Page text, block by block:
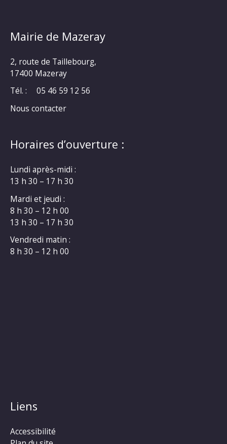
Mairie de Mazeray
2, route de Taillebourg,
17400 Mazeray
Tél. :
05 46 59 12 56
Nous contacter
Horaires d’ouverture :
Lundi après-midi :
13 h 30 – 17 h 30
Mardi et jeudi :
8 h 30 – 12 h 00
13 h 30 – 17 h 30
Vendredi matin :
8 h 30 – 12 h 00
Liens
Accessibilité